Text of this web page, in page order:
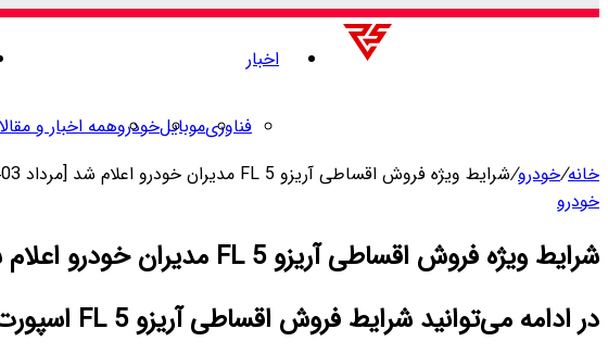
اخبار
فناوریموبایلخودروهمه اخبار و
خانه/خودرو/شرایط ویژه فروش اقساطی آریزو 5 FL مدیران خودرو اعلام شد [مرداد 1403]
خودرو
شرایط ویژه فروش اقساطی آریزو 5 FL مدیران خودرو اعلام شد [مرداد 1403]
در ادامه می‌توانید شرایط فروش اقساطی آریزو 5 FL اسپورت را مطالعه کنید.